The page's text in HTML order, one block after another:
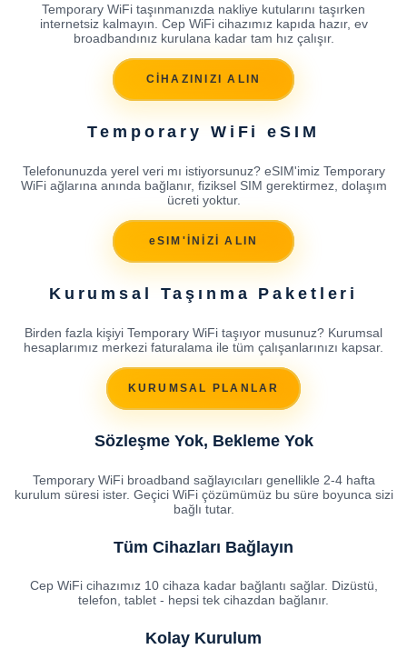
Temporary WiFi taşınmanızda nakliye kutularını taşırken
internetsiz kalmayın. Cep WiFi cihazımız kapıda hazır, ev
broadbandınız kurulana kadar tam hız çalışır.
CİHAZINIZI ALIN
Temporary WiFi eSIM
Telefonunuzda yerel veri mı istiyorsunuz? eSIM'imiz Temporary
WiFi ağlarına anında bağlanır, fiziksel SIM gerektirmez, dolaşım
ücreti yoktur.
eSIM'İNİZİ ALIN
Kurumsal Taşınma Paketleri
Birden fazla kişiyi Temporary WiFi taşıyor musunuz? Kurumsal
hesaplarımız merkezi faturalama ile tüm çalışanlarınızı kapsar.
KURUMSAL PLANLAR
Sözleşme Yok, Bekleme Yok
Temporary WiFi broadband sağlayıcıları genellikle 2-4 hafta
kurulum süresi ister. Geçici WiFi çözümümüz bu süre boyunca sizi
bağlı tutar.
Tüm Cihazları Bağlayın
Cep WiFi cihazımız 10 cihaza kadar bağlantı sağlar. Dizüstü,
telefon, tablet - hepsi tek cihazdan bağlanır.
Kolay Kurulum